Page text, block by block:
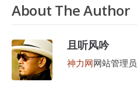
About The Author
且听风吟
神力网网站管理员